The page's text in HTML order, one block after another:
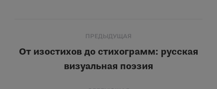
по
записям
ПРЕДЫДУЩАЯ
Предыдущая
От изостихов до стихограмм: русская
визуальная поэзия